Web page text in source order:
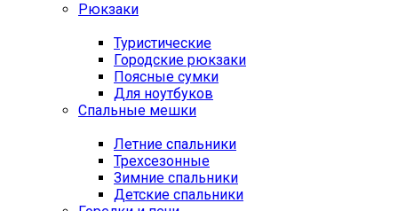
Рюкзаки
Туристические
Городские рюкзаки
Поясные сумки
Для ноутбуков
Спальные мешки
Летние спальники
Трехсезонные
Зимние спальники
Детские спальники